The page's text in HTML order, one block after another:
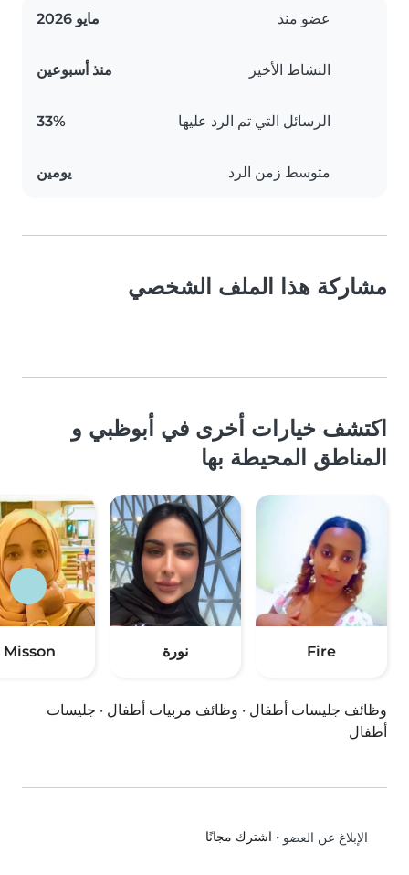
عضو منذ مايو 2026
النشاط الأخير منذ أسبوعين
الرسائل التي تم الرد عليها 33%
متوسط زمن الرد يومين
مشاركة هذا الملف الشخصي
اكتشف خيارات أخرى في أبوظبي و
المناطق المحيطة بها
Fire نورة Misson
وظائف جليسات أطفال · وظائف مربيات أطفال · جليسات
أطفال
الإبلاغ عن العضو • اشترك مجانًا